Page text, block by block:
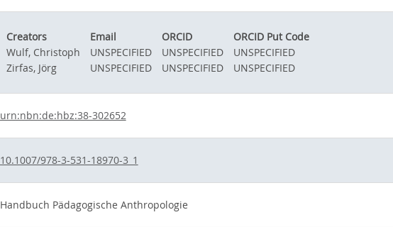
Creators Email ORCID
ORCID Put Code
Wulf, Christoph
UNSPECIFIED UNSPECIFIED
UNSPECIFIED
Zirfas, Jörg
UNSPECIFIED UNSPECIFIED UNSPECIFIED
urn:nbn:de:hbz:38-302652
10.1007/978-3-531-18970-3_1
Handbuch Pädagogische Anthropologie